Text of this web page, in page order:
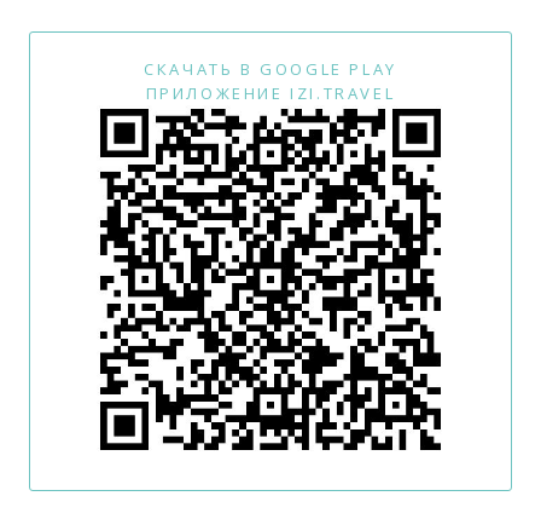
СКАЧАТЬ В GOOGLE PLAY
ПРИЛОЖЕНИЕ IZI.TRAVEL